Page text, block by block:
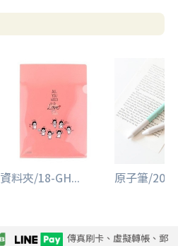
資料夾/18-GH... 原子筆/20-
傳真刷卡、虛擬轉帳、郵